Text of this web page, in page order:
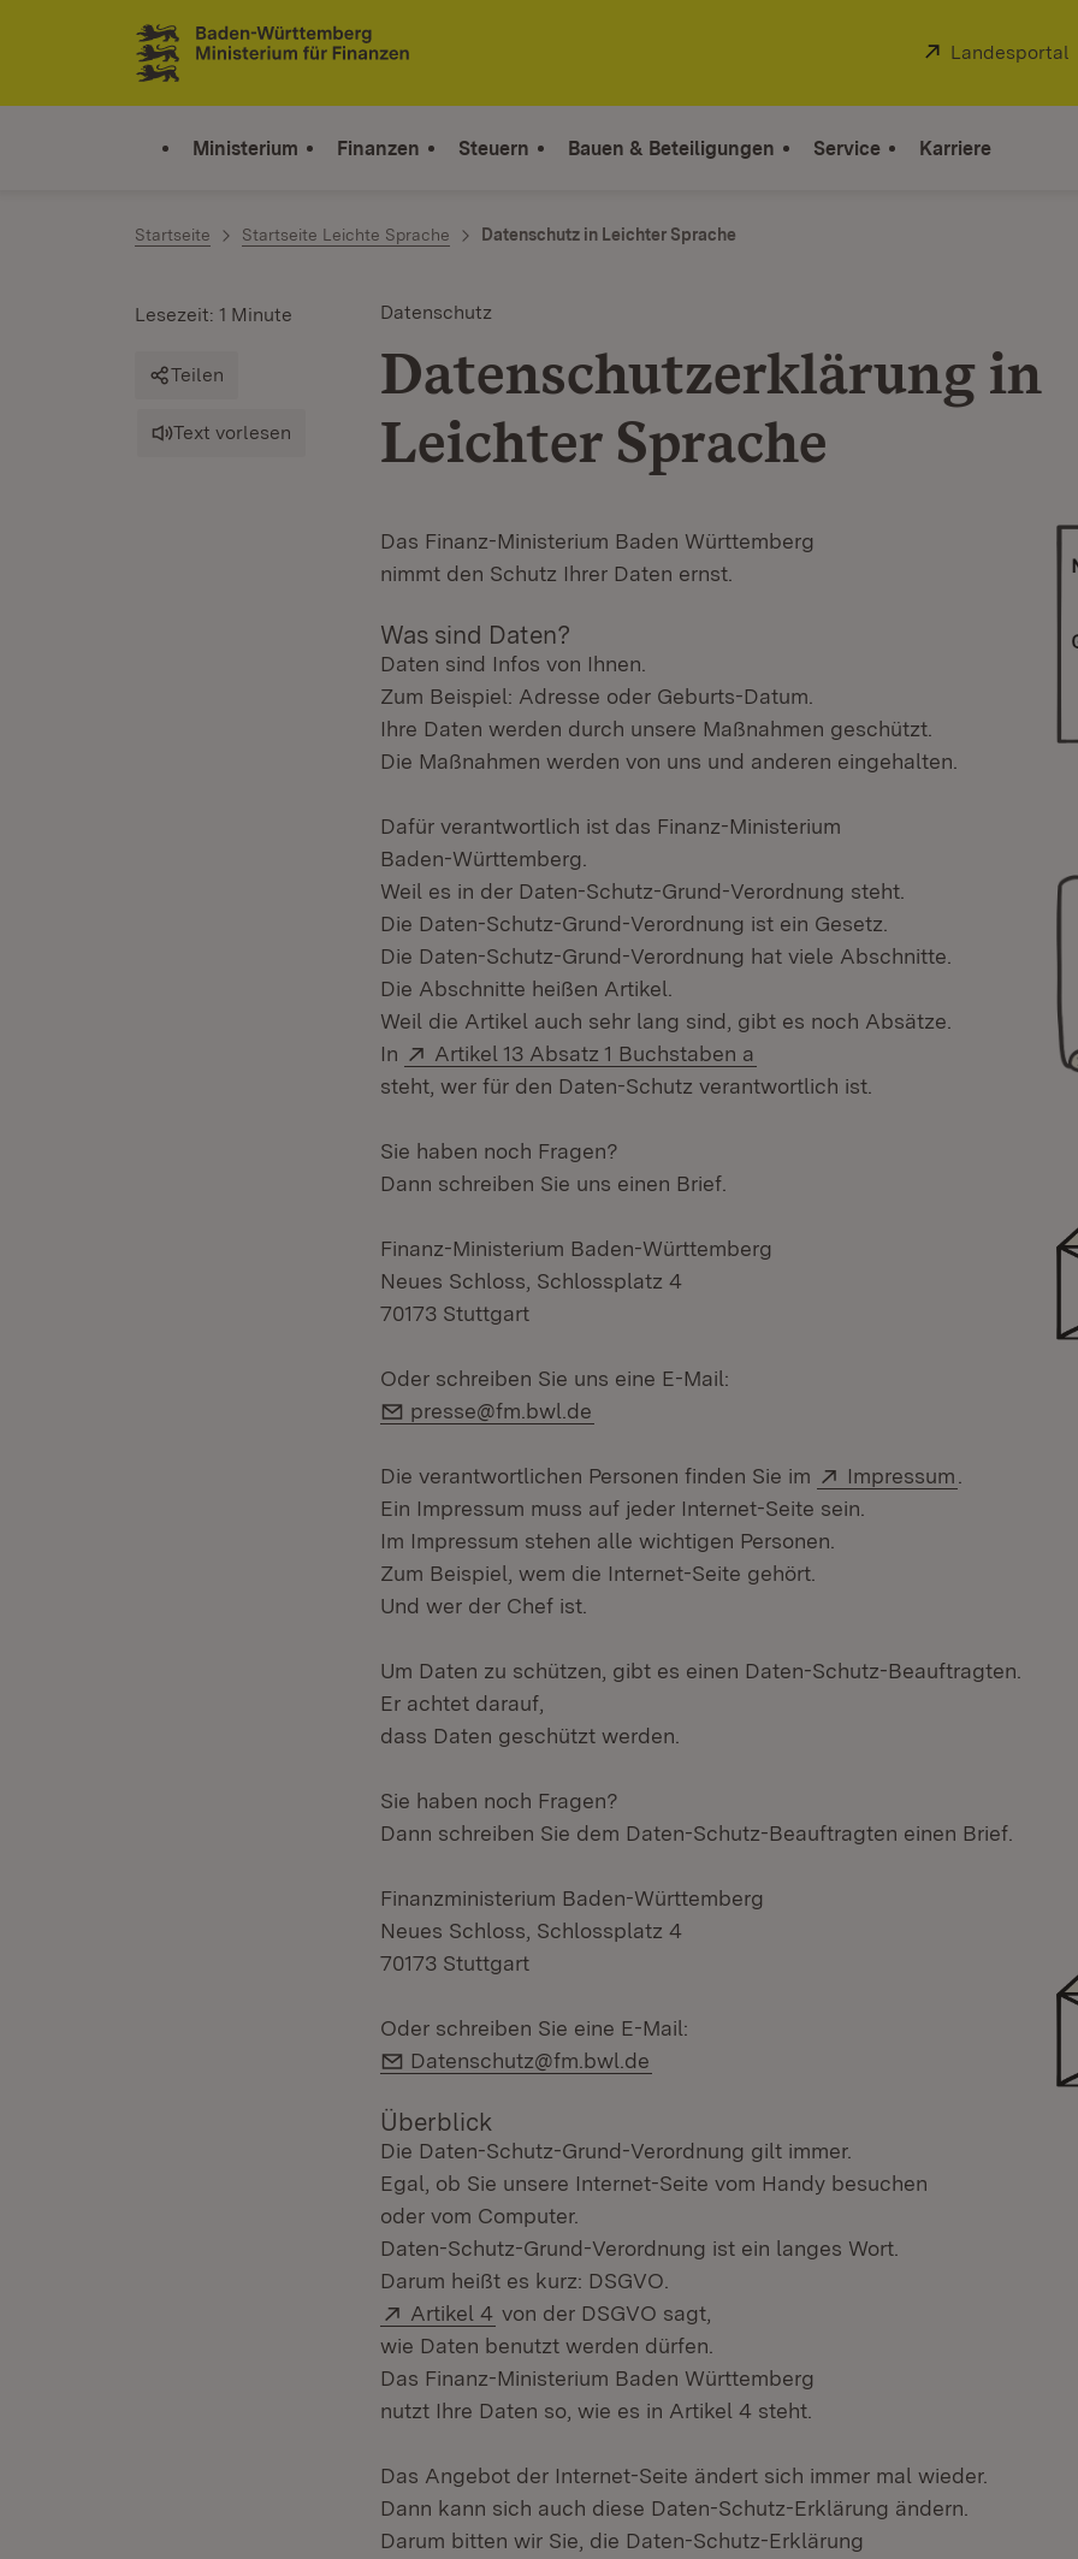
Zum Inhalt springen
Link zur Startseite
Extern:
Landesportal
Ministerium Finanzen Steuern Bauen & Beteiligungen Service Karriere
Startseite Startseite Leichte Sprache Datenschutz in Leichter Sprache
Datenschutz
Datenschutzerklärung in
Leichter Sprache
Lesezeit: 1 Minute
Teilen
Text vorlesen
Das Finanz-Ministerium Baden Württemberg
nimmt den Schutz Ihrer Daten ernst.
Was sind Daten?
Daten sind Infos von Ihnen.
Zum Beispiel: Adresse oder Geburts-Datum.
Ihre Daten werden durch unsere Maßnahmen geschützt.
Die Maßnahmen werden von uns und anderen eingehalten.
Dafür verantwortlich ist das Finanz-Ministerium
Baden-Württemberg.
Weil es in der Daten-Schutz-Grund-Verordnung steht.
Die Daten-Schutz-Grund-Verordnung ist ein Gesetz.
Die Daten-Schutz-Grund-Verordnung hat viele Abschnitte.
Die Abschnitte heißen Artikel.
Weil die Artikel auch sehr lang sind, gibt es noch Absätze.
In
Extern:
Artikel 13 Absatz 1 Buchstaben a
steht, wer für den Daten-Schutz verantwortlich ist.
Sie haben noch Fragen?
Dann schreiben Sie uns einen Brief.
Finanz-Ministerium Baden-Württemberg
Neues Schloss, Schlossplatz 4
70173 Stuttgart
Oder schreiben Sie uns eine E-Mail:
E-Mail:
presse@fm.bwl.de
Die verantwortlichen Personen finden Sie im Extern:
Impressum
Ein Impressum muss auf jeder Internet-Seite sein.
Im Impressum stehen alle wichtigen Personen.
Zum Beispiel, wem die Internet-Seite gehört.
Und wer der Chef ist.
Um Daten zu schützen, gibt es einen Daten-Schutz-Beauftragten.
Er achtet darauf,
dass Daten geschützt werden.
Sie haben noch Fragen?
Dann schreiben Sie dem Daten-Schutz-Beauftragten einen Brief.
Finanzministerium Baden-Württemberg
Neues Schloss, Schlossplatz 4
70173 Stuttgart
Oder schreiben Sie eine E-Mail:
E-Mail:
Datenschutz@fm.bwl.de
Überblick
Die Daten-Schutz-Grund-Verordnung gilt immer.
Egal, ob Sie unsere Internet-Seite vom Handy besuchen
oder vom Computer.
Daten-Schutz-Grund-Verordnung ist ein langes Wort.
Darum heißt es kurz: DSGVO.
Extern:
Artikel 4 (Öffnet in neuem Fenster)
von der DSGVO sagt,
wie Daten benutzt werden dürfen.
Das Finanz-Ministerium Baden Württemberg
nutzt Ihre Daten so, wie es in Artikel 4 steht.
Das Angebot der Internet-Seite ändert sich immer mal wieder.
Dann kann sich auch diese Daten-Schutz-Erklärung ändern.
Darum bitten wir Sie, die Daten-Schutz-Erklärung